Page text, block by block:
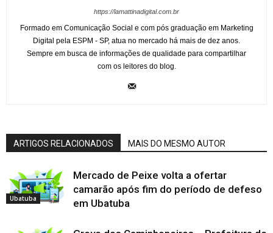
https://lamattinadigital.com.br
Formado em Comunicação Social e com pós graduação em Marketing
Digital pela ESPM - SP, atua no mercado há mais de dez anos.
Sempre em busca de informações de qualidade para compartilhar
com os leitores do blog.
ARTIGOS RELACIONADOS MAIS DO MESMO AUTOR
Ubatuba
Mercado de Peixe volta a ofertar
camarão após fim do período de defeso
em Ubatuba